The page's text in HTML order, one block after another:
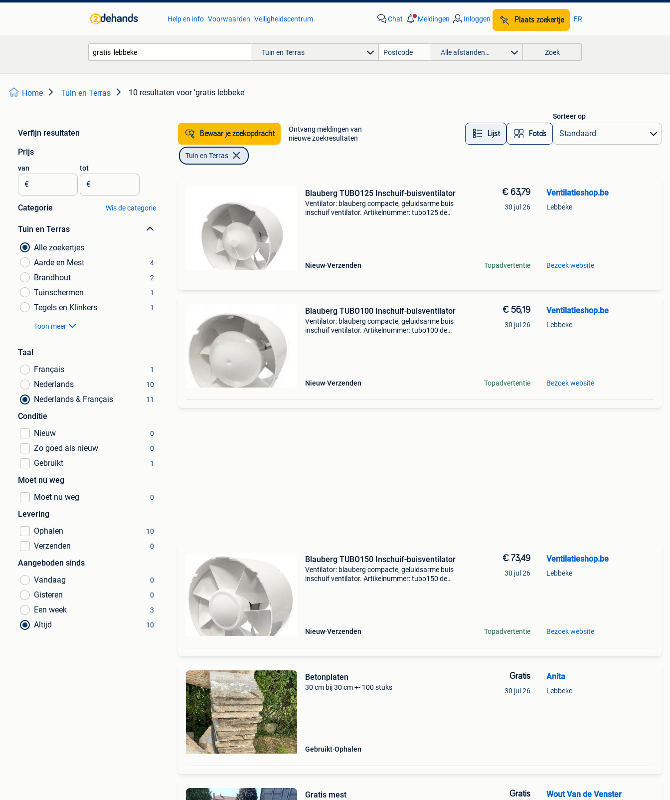
Help en info Voorwaarden Veiligheidscentrum Chat Meldingen Inloggen Plaats zoekertje FR
Tuin en Terras Alle afstanden… Zoek
Home Tuin en Terras 10 resultaten voor 'gratis lebbeke'
Verfijn resultaten
Prijs
van
€
tot
€
Categorie Wis de categorie
Tuin en Terras
Alle zoekertjes
Aarde en Mest
4
Brandhout 2
Tuinschermen 1
Tegels en Klinkers 1
Toon meer
Taal
Français
1
Nederlands 10
Nederlands & Français 11
Conditie
Nieuw
0
Zo goed als nieuw 0
Gebruikt 1
Moet nu weg
Moet nu weg
0
Levering
Ophalen
10
Verzenden 0
Aangeboden sinds
Vandaag
0
Gisteren 0
Een week 3
Altijd 10
Bewaar je zoekopdracht
Ontvang meldingen van
nieuwe zoekresultaten
Lijst Foto’s
Sorteer op
Tuin en Terras
Blauberg TUBO125 Inschuif-buisventilator
Ventilator: blauberg compacte, geluidsarme buis
inschuif ventilator. Artikelnummer: tubo125 de
Nieuw Verzenden
€ 63,79
30 jul 26
Topadvertentie
Ventilatieshop.be
Lebbeke
Bezoek website
Blauberg TUBO100 Inschuif-buisventilator
Ventilator: blauberg compacte, geluidsarme buis
inschuif ventilator. Artikelnummer: tubo100 de
Nieuw Verzenden
€ 56,19
30 jul 26
Topadvertentie
Ventilatieshop.be
Lebbeke
Bezoek website
Blauberg TUBO150 Inschuif-buisventilator
Ventilator: blauberg compacte, geluidsarme buis
inschuif ventilator. Artikelnummer: tubo150 de
Nieuw Verzenden
€ 73,49
30 jul 26
Topadvertentie
Ventilatieshop.be
Lebbeke
Bezoek website
Betonplaten
30 cm bij 30 cm +- 100 stuks
Gebruikt Ophalen
Gratis
30 jul 26
Anita
Lebbeke
Gratis mest Gratis Wout Van de Venster